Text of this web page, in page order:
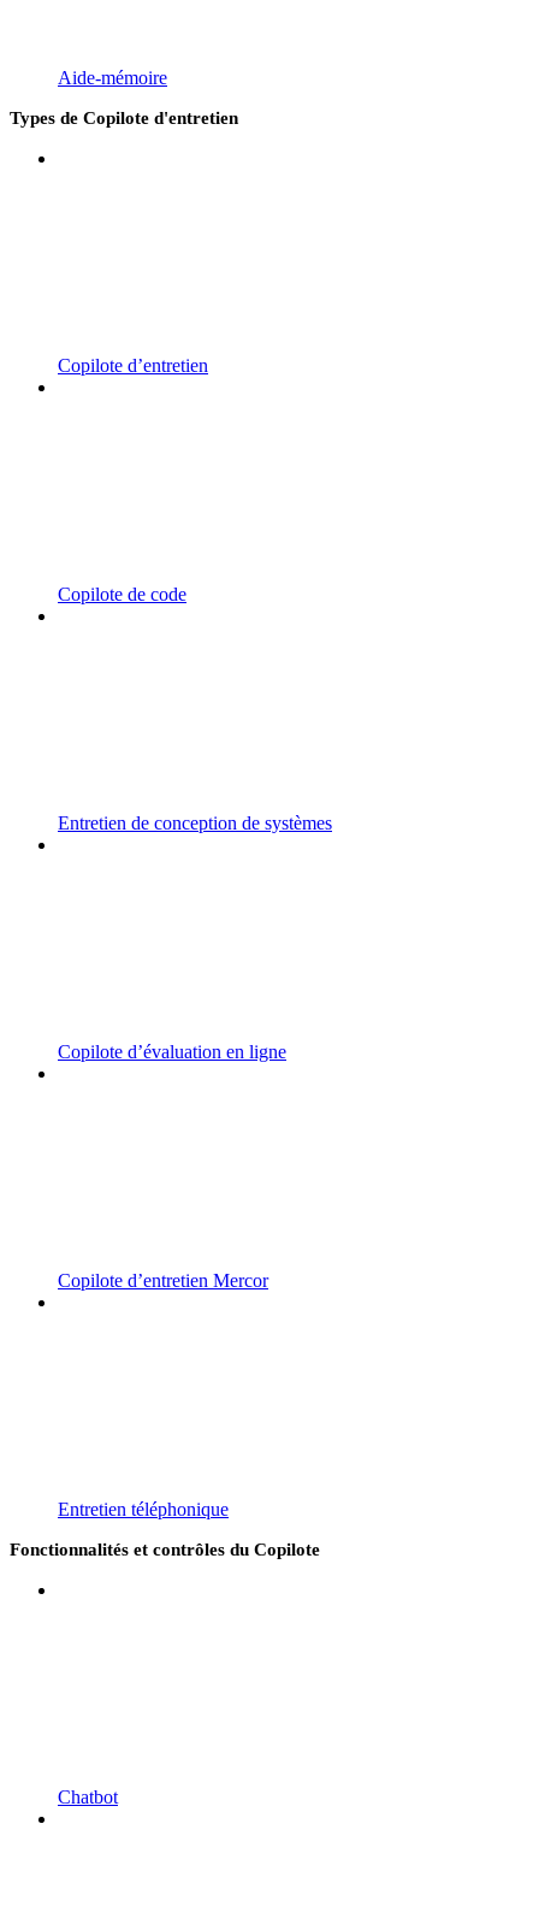
Aide-mémoire
Types de Copilote d'entretien
Copilote d’entretien
Copilote de code
Entretien de conception de systèmes
Copilote d’évaluation en ligne
Copilote d’entretien Mercor
Entretien téléphonique
Fonctionnalités et contrôles du Copilote
Chatbot